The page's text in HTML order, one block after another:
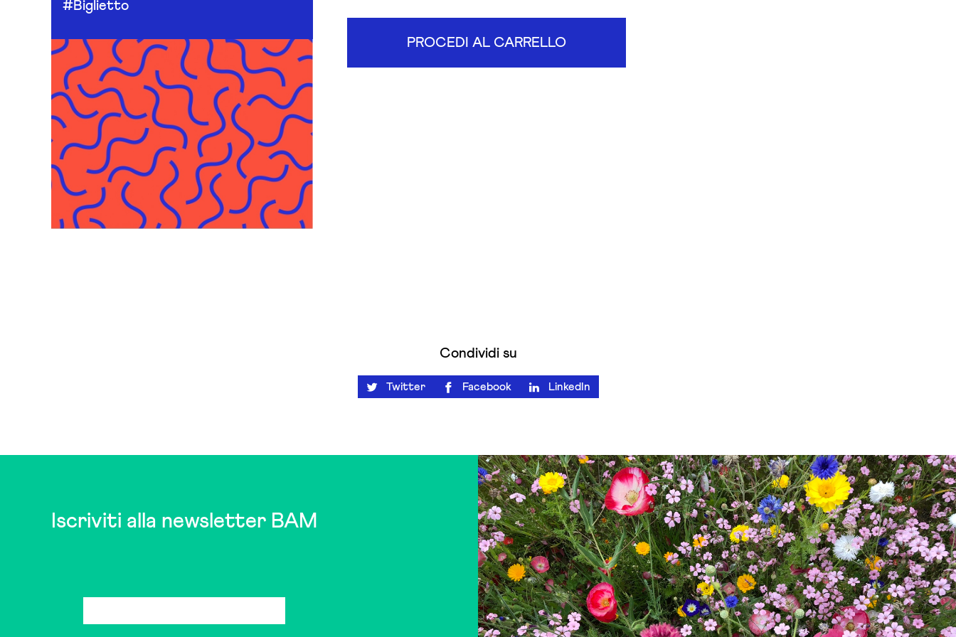
#Biglietto
PROCEDI AL CARRELLO
Condividi su
Twitter Facebook LinkedIn
Iscriviti alla newsletter BAM